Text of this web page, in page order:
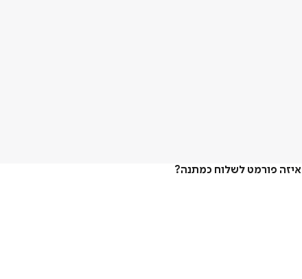
איזה פורמט לשלוח כמתנה?